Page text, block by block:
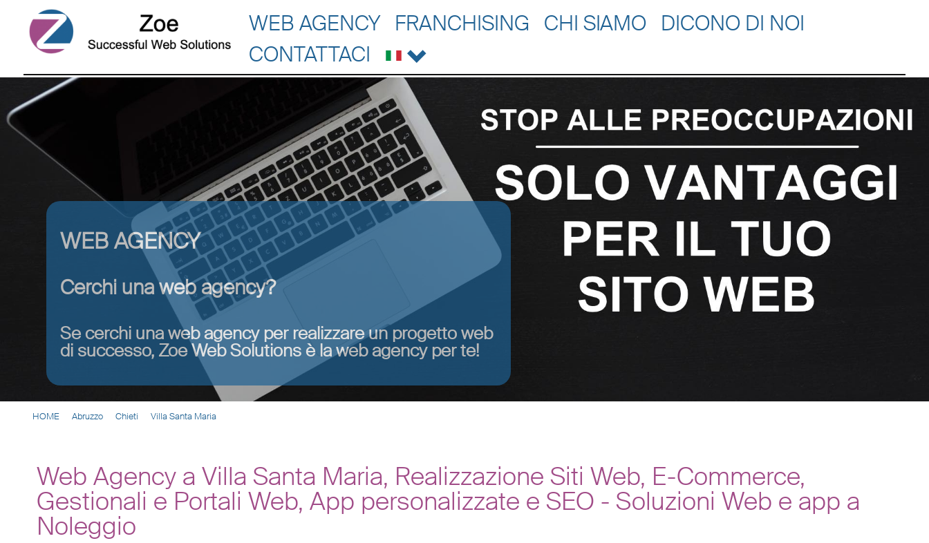
WEB AGENCY FRANCHISING CHI SIAMO
DICONO DI NOI
CONTATTACI
WEB AGENCY
Cerchi una web agency?
Se cerchi una web agency per realizzare un progetto web
di successo, Zoe Web Solutions è la web agency per te!
HOME Abruzzo Chieti Villa Santa Maria
Web Agency a Villa Santa Maria, Realizzazione Siti Web, E-Commerce,
Gestionali e Portali Web, App personalizzate e SEO - Soluzioni Web e app a
Noleggio